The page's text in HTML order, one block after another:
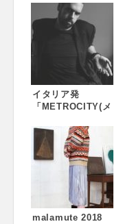
イタリア発
「METROCITY(メ
タイリスト、ヘク
ター・カストロと
コラボレーション
したファッション
ショーを開催！
malamute 2018